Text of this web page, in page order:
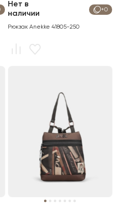
+0
Нет в
наличии
Рюкзак Anekke 41805-250